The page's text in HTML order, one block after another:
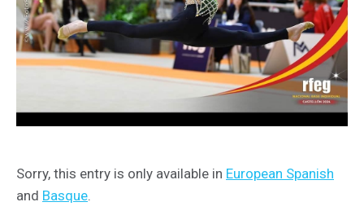
Sorry, this entry is only available in European Spanish
and Basque.